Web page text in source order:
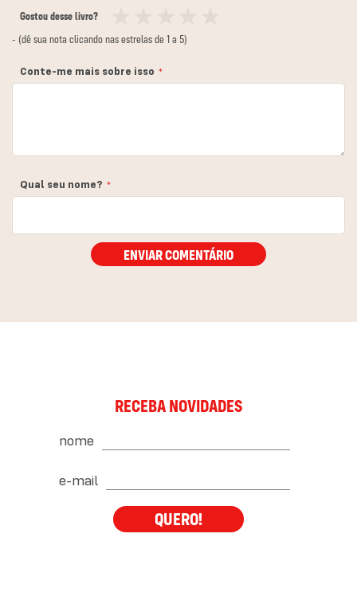
Gostou desse livro?
12
3
4
5
- (dê sua nota clicando nas estrelas de 1 a 5)
Conte-me mais sobre isso
Qual seu nome?
ENVIAR COMENTÁRIO
RECEBA NOVIDADES
nome
e-mail
QUERO!